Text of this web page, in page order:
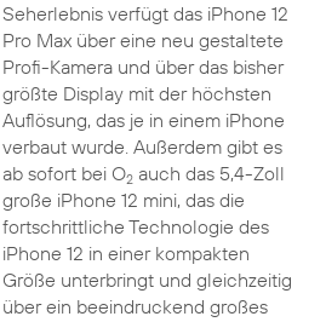
Seherlebnis verfügt das iPhone 12
Pro Max über eine neu gestaltete
Profi-Kamera und über das bisher
größte Display mit der höchsten
Auflösung, das je in einem iPhone
verbaut wurde. Außerdem gibt es
ab sofort bei O2auch das 5,4-Zoll
große iPhone 12 mini, das die
fortschrittliche Technologie des
iPhone 12 in einer kompakten
Größe unterbringt und gleichzeitig
über ein beeindruckend großes